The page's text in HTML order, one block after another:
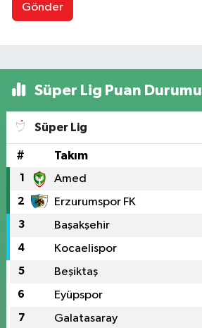
Gönder
Süper Lig Puan Durumu
Süper Lig
# Takım
1 Amed
2 Erzurumspor FK
3 Başakşehir
4 Kocaelispor
5 Beşiktaş
6 Eyüpspor
7 Galatasaray